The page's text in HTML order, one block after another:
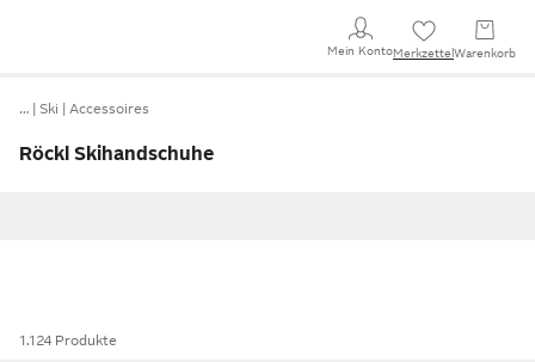
Mein KontoMerkzettel Warenkorb
… Ski Accessoires
Röckl Skihandschuhe
1.124 Produkte